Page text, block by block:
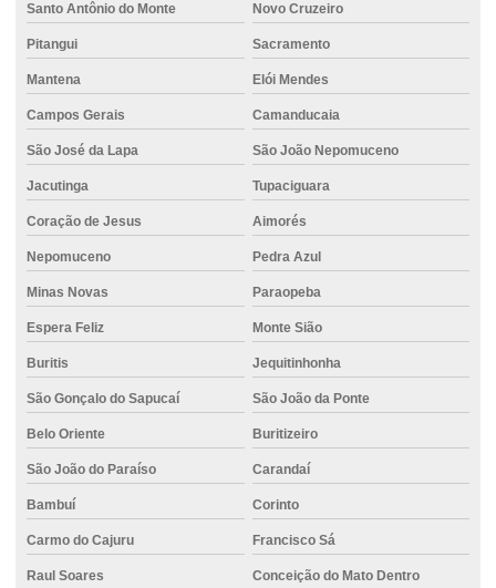
Concreto para fundação
Concreto para fundação traço
Concreto com gelo
Concreto para grandes obras
Concreto impermeável
Concreto em nova serrana
Concreto para obras comerciais
Concreto para pilares estruturais
Concreto piso
Concreto piso externo
Concreto piso garagem
Concreto para piso industrial
Concreto piso polido
Santo Antônio do Monte Novo Cruzeiro
Pitangui Sacramento
Mantena Elói Mendes
Campos Gerais Camanducaia
São José da Lapa São João Nepomuceno
Jacutinga Tupaciguara
Coração de Jesus Aimorés
Nepomuceno Pedra Azul
Minas Novas Paraopeba
Espera Feliz Monte Sião
Buritis Jequitinhonha
São Gonçalo do Sapucaí São João da Ponte
Belo Oriente Buritizeiro
São João do Paraíso Carandaí
Bambuí Corinto
Carmo do Cajuru Francisco Sá
Raul Soares Conceição do Mato Dentro